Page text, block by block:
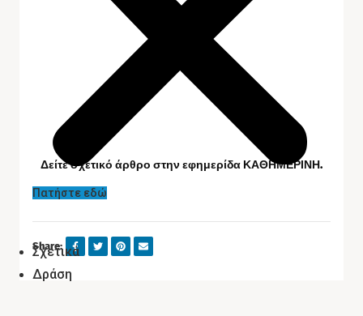
Σχετικά
Δράση
Δείτε σχετικό άρθρο στην εφημερίδα ΚΑΘΗΜΕΡΙΝΗ.
Πατήστε εδώ
Share: